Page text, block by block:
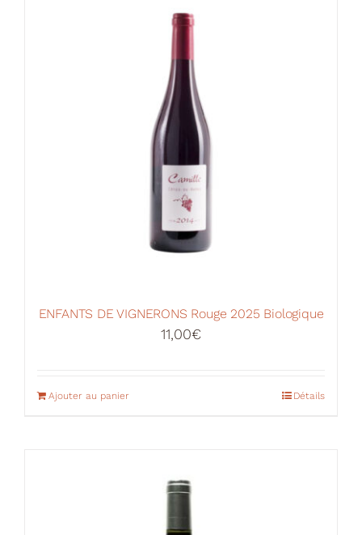
ENFANTS DE VIGNERONS Rouge 2025 Biologique
11,00€
Ajouter au panier Détails